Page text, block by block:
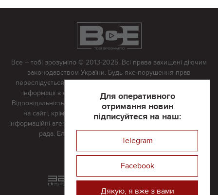
Для оперативного
отримання новин
підписуйтеся на наш:
Telegram
Facebook
Дякую, я вже з вами
Все – тобі зрозуміло © 2013-2025. Всі права захищені діючим
законодавством України. Будь-яке порушення прав
переслідується в судовому порядку. Будь-яке відтворення
інформації з сайту тільки з письмово дозволу редакції.
Відповідальність за достовірність усіх матеріалів, розміщених
на сайті, крім матеріалів, які містять посилання на інші
інформаційні агентства або інтернет-видання, несе редакційна
рада. Електронна пошта:
Реклама на сайті
Розроблений та підтримується